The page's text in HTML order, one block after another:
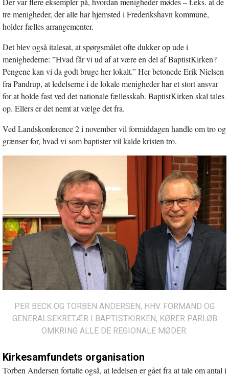
tre menigheder, der alle har hjemsted i Frederikshavn kommune,
holder fælles arrangementer.
Det blev også italesat, at spørgsmålet ofte dukker op ude i
menighederne: ”Hvad får vi ud af at være en del af BaptistKirken?
Pengene kan vi da godt bruge her lokalt.” Her betonede Erik Nielsen
fra Pandrup, at ledelserne i de lokale menigheder har et stort ansvar
for at holde fast ved det nationale fællesskab. BaptistKirken skal tales
op. Ellers er det nemt at vælge det fra.
Ved Landskonference 2 i november vil formiddagen handle om tro og
grænser for, hvad vi som baptister vil kalde kristen tro.
PER BECK OG TORBEN ANDERSEN, HHV. FORMAND OG
GENERALSEKRETÆR I BAPTISTKIRKEN, KØRER PARLØB
OMKRING ALLE DE REGIONALE MØDER.
Kirkesamfundets organisation
Torben Andersen fortalte også, at ledelsen er gået fra at tale om antal i